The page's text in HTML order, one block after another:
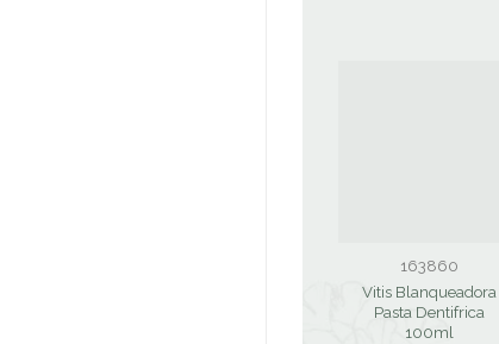
163860
Vitis Blanqueadora
Pasta Dentifrica
100ml